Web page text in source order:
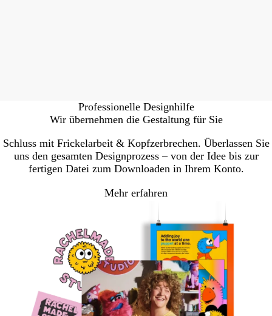
Professionelle Designhilfe
Wir übernehmen die Gestaltung für Sie
Schluss mit Frickelarbeit & Kopfzerbrechen. Überlassen Sie
uns den gesamten Designprozess – von der Idee bis zur
fertigen Datei zum Downloaden in Ihrem Konto.
Mehr erfahren